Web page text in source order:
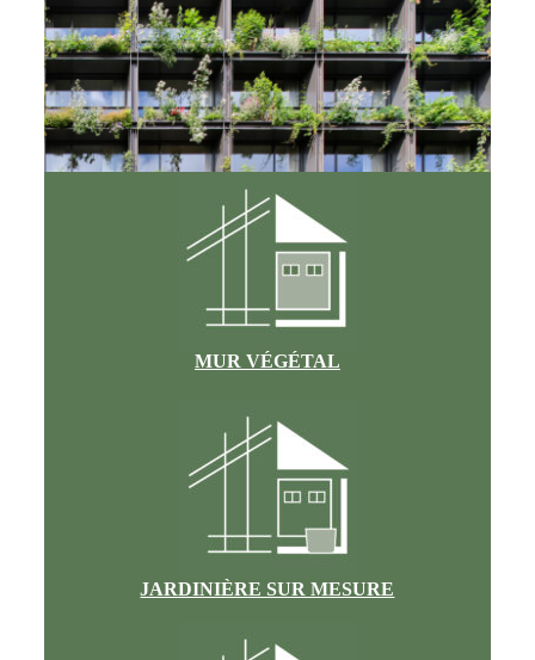
MUR VÉGÉTAL
JARDINIÈRE SUR MESURE